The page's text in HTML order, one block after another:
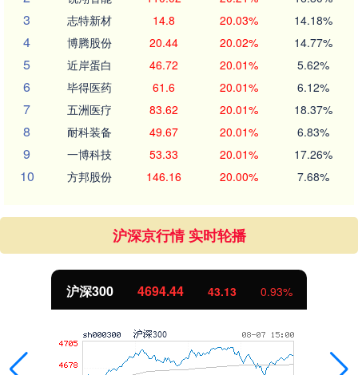
3 志特新材 14.8 20.03% 14.18%
4 博腾股份 20.44 20.02% 14.77%
5 近岸蛋白 46.72 20.01% 5.62%
6 毕得医药 61.6 20.01% 6.12%
7 五洲医疗 83.62 20.01% 18.37%
8 耐科装备 49.67 20.01% 6.83%
9 一博科技 53.33 20.01% 17.26%
10 方邦股份 146.16 20.00% 7.68%
沪深京行情 实时轮播
沪深300 4694.44 43.13 0.93%